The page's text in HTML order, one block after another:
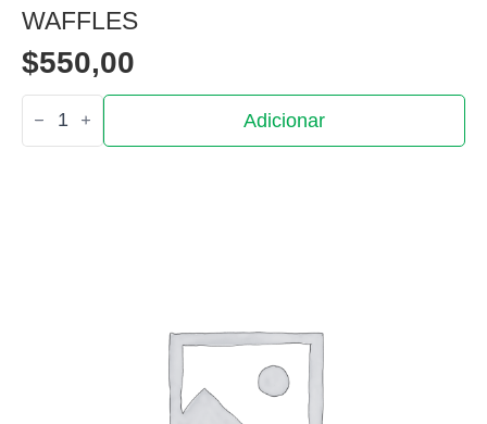
WAFFLES
$550,00
Quantidade
de
Waffles
Adicionar